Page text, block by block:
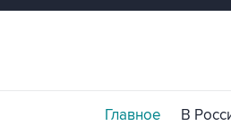
Главное В